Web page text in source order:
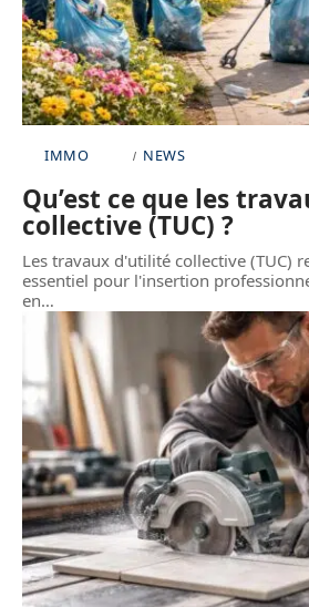
IMMO NEWS
Qu’est ce que les
collective (TUC) ?
Les travaux d'utilité collective (TUC)
essentiel pour l'insertion
en…